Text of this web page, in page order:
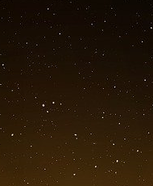
ces entreprises
et en
conduite
les
Tesla. Alors
des
confrontés à une
qui